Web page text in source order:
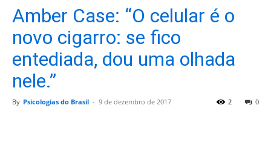
Amber Case: “O celular é o
novo cigarro: se fico
entediada, dou uma olhada
nele.”
By Psicologias do Brasil - 9 de dezembro de 2017 0
2